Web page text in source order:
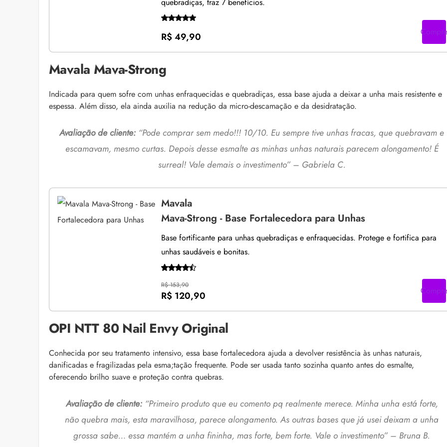
R$ 49,90 Compre
Mavala Mava-Strong
Indicada para quem sofre com unhas enfraquecidas e quebradiças, essa base ajuda a deixar a unha mais resistente e
espessa. Além disso, ela ainda auxilia na redução da micro-descamação e da desidratação.
Avaliação de cliente: “Pode comprar sem medo!!! 10/10. Eu sempre tive unhas fracas, que quebravam e
escamavam, mesmo curtas. Depois desse esmalte as minhas unhas naturais parecem alongamento! É
surreal! Vale demais o investimento” – Gabriela C.
Mavala
Mava-Strong - Base Fortalecedora para Unhas
Base fortificante para unhas quebradiças e enfraquecidas. Protege e fortifica para
unhas saudáveis e bonitas.
R$ 153,90
R$ 120,90 Compre
OPI NTT 80 Nail Envy Original
Conhecida por seu tratamento intensivo, essa base fortalecedora ajuda a devolver resistência às unhas naturais,
danificadas e fragilizadas pela esma;tação frequente. Pode ser usada tanto sozinha quanto antes do esmalte,
oferecendo brilho suave e proteção contra quebras.
Avaliação de cliente: “Primeiro produto que eu comento pq realmente merece. Minha unha está forte,
não quebra mais, esta maravilhosa, parece alongamento. As outras bases que já usei deixam a unha
grossa sabe… essa mantém a unha fininha, mas forte, bem forte. Vale o investimento” – Bruna B.